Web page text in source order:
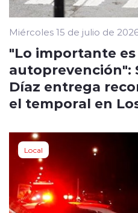
Miércoles 15 de julio de
"Lo importante es
autoprevención":
Díaz entrega
el temporal en
Local